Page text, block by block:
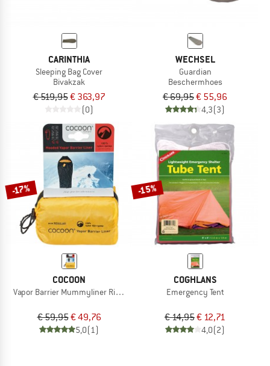
CARINTHIA
Sleeping Bag Cover
Bivakzak
€ 519,95€ 363,97
(0)
WECHSEL
Guardian
Beschermhoes
€ 69,95€ 55,96
4,3(3)
-17%
COCOON
Vapor Barrier Mummyliner Ripstop Nylon
€ 59,95€ 49,76
5,0(1)
-15%
COGHLANS
Emergency Tent
€ 14,95€ 12,71
4,0(2)